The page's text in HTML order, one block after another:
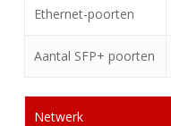
Ethernet-poorten
Aantal SFP+ poorten
Netwerk